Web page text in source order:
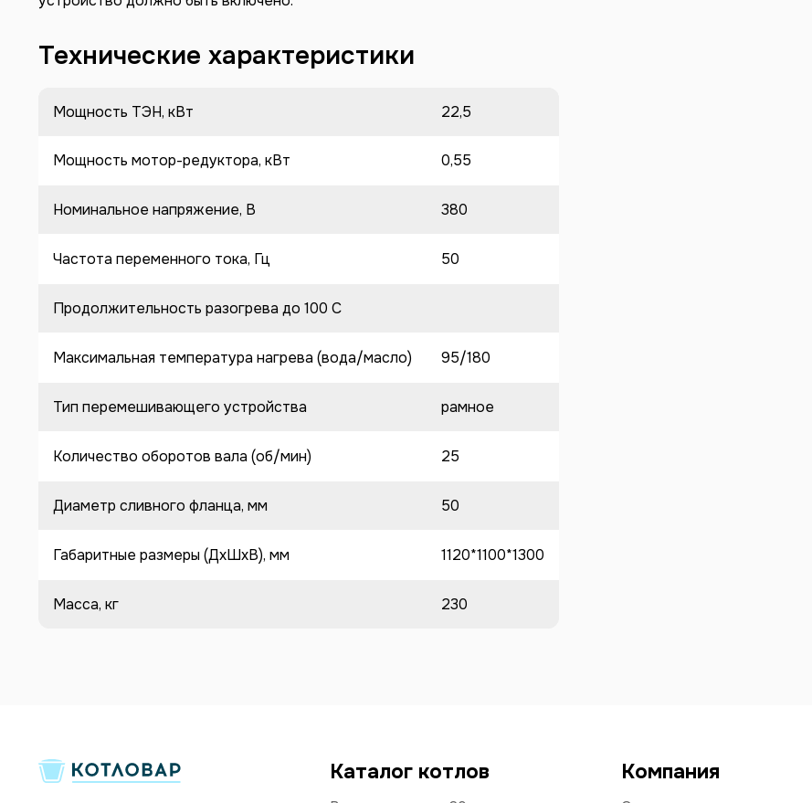
Технические характеристики
Мощность ТЭН, кВт 22,5
Мощность мотор-редуктора, кВт 0,55
Номинальное напряжение, В 380
Частота переменного тока, Гц 50
Продолжительность разогрева до 100 C
Максимальная температура нагрева (вода/масло) 95/180
Тип перемешивающего устройства рамное
Количество оборотов вала (об/мин) 25
Диаметр сливного фланца, мм 50
Габаритные размеры (ДхШхВ), мм 1120*1100*1300
Масса, кг 230
Каталог котлов Компания